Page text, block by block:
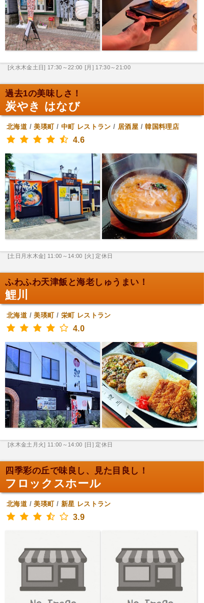
[火水木金土日] 17:30～22:00 [月] 17:30～21:00
過去1の美味しさ！
炭やき はなび
北海道 /美瑛町/ 中町 レストラン / 居酒屋 /韓国料理店
4.6
[土日月水木金] 11:00～14:00 [火] 定休日
ふわふわ天津飯と海老しゅうまい！
鯉川
北海道 /美瑛町/ 栄町 レストラン
4.0
[水木金土月火] 11:00～14:00 [日] 定休日
四季彩の丘で味良し、見た目良し！
フロックスホール
北海道 /美瑛町/ 新星 レストラン
3.9